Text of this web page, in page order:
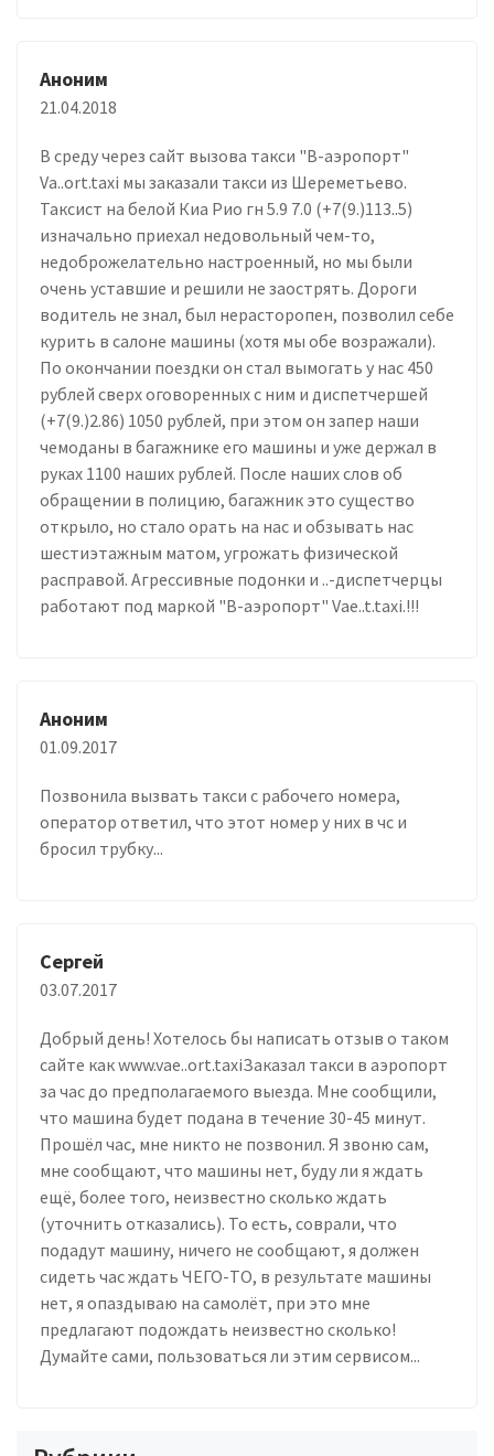
Аноним
21.04.2018
В среду через сайт вызова такси "В-аэропорт"
Va..ort.taxi мы заказали такси из Шереметьево.
Таксист на белой Киа Рио гн 5.9 7.0 (+7(9.)113..5)
изначально приехал недовольный чем-то,
недоброжелательно настроенный, но мы были
очень уставшие и решили не заострять. Дороги
водитель не знал, был нерасторопен, позволил себе
курить в салоне машины (хотя мы обе возражали).
По окончании поездки он стал вымогать у нас 450
рублей сверх оговоренных с ним и диспетчершей
(+7(9.)2.86) 1050 рублей, при этом он запер наши
чемоданы в багажнике его машины и уже держал в
руках 1100 наших рублей. После наших слов об
обращении в полицию, багажник это существо
открыло, но стало орать на нас и обзывать нас
шестиэтажным матом, угрожать физической
расправой. Агрессивные подонки и ..-диспетчерцы
работают под маркой "В-аэропорт" Vae..t.taxi.!!!
Аноним
01.09.2017
Позвонила вызвать такси с рабочего номера,
оператор ответил, что этот номер у них в чс и
бросил трубку...
Сергей
03.07.2017
Добрый день! Хотелось бы написать отзыв о таком
сайте как www.vae..ort.taxiЗаказал такси в аэропорт
за час до предполагаемого выезда. Мне сообщили,
что машина будет подана в течение 30-45 минут.
Прошёл час, мне никто не позвонил. Я звоню сам,
мне сообщают, что машины нет, буду ли я ждать
ещё, более того, неизвестно сколько ждать
(уточнить отказались). То есть, соврали, что
подадут машину, ничего не сообщают, я должен
сидеть час ждать ЧЕГО-ТО, в результате машины
нет, я опаздываю на самолёт, при это мне
предлагают подождать неизвестно сколько!
Думайте сами, пользоваться ли этим сервисом...